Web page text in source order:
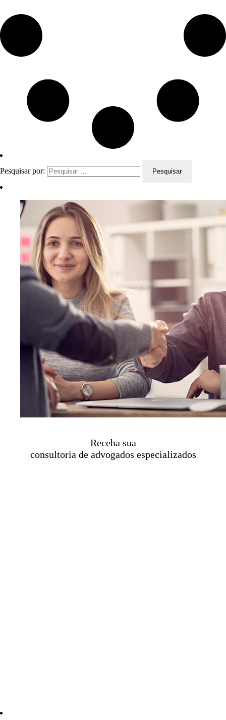
Pesquisar por:
Receba sua
consultoria de advogados especializados